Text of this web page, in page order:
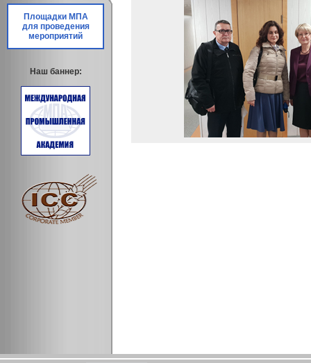
Площадки МПА
для проведения
мероприятий
Наш баннер: